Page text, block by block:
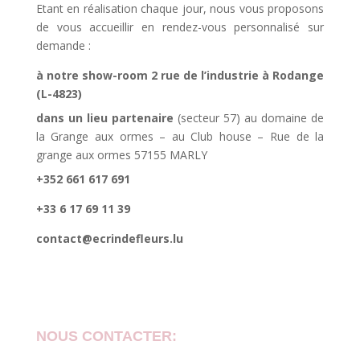
Etant en réalisation chaque jour, nous vous proposons
de vous accueillir en rendez-vous personnalisé sur
demande :
à notre show-room 2 rue de l’industrie à Rodange
(L-4823)
dans un lieu partenaire (secteur 57) au domaine de
la Grange aux ormes – au Club house – Rue de la
grange aux ormes 57155 MARLY
+352 661 617 691
+33 6 17 69 11 39
contact@ecrindefleurs.lu
NOUS CONTACTER: